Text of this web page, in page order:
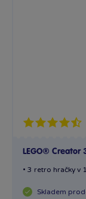
LEGO® Creator
• 3 retro hračky v
Skladem